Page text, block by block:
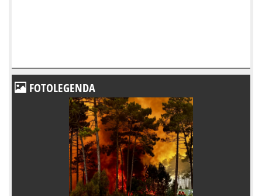
FOTOLEGENDA